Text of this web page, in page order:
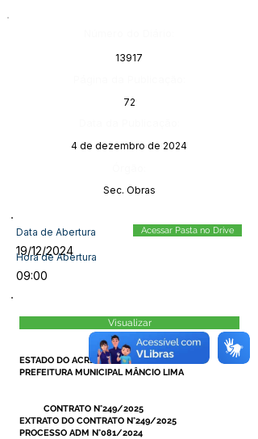
13917
72
4 de dezembro de 2024
Sec. Obras
Data de Abertura
19/12/2024
Hora de Abertura
09:00
Acessar Pasta no Drive
Visualizar
ESTADO DO ACRE
PREFEITURA MUNICIPAL MÂNCIO LIMA
CONTRATO N°249/2025
EXTRATO DO CONTRATO N°249/2025
PROCESSO ADM N°081/2024